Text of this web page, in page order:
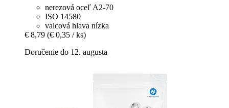
nerezová oceľ A2-70
ISO 14580
valcová hlava nízka
€ 8,79 (€ 0,35 / ks)
Doručenie do 12. augusta